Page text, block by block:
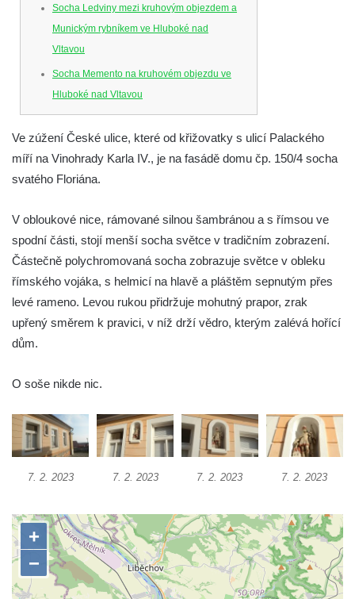
Socha Ledviny mezi kruhovým objezdem a
Munickým rybníkem ve Hluboké nad
Vltavou
Socha Memento na kruhovém objezdu ve
Hluboké nad Vltavou
Socha Chalikotérium v ZOO Hluboká
Socha Smilodon v ZOO Hluboká
Socha Veledaněk v ZOO Hluboká
Socha Plejtvák obrovský v ZOO Hluboká
Socha Medvěd jeskynní v ZOO Hluboká
Socha Mamutí lebka v ZOO Hluboká
Socha Mamut srstnatý v ZOO Hluboká
Socha Matka příroda v ZOO Hluboká
Socha Lišky v ZOO Hluboká
Socha Kudlanka v ZOO Hluboká
Socha Orlice v ZOO Hluboká
Socha Tygr v ZOO Hluboká
Socha Želva v ZOO Hluboká
Socha Kozorožec horský v ZOO Hluboká
Ve zúžení České ulice, které od křižovatky s ulicí Palackého
míří na Vinohrady Karla IV., je na fasádě domu čp. 150/4 socha
svatého Floriána.
V obloukové nice, rámované silnou šambránou a s římsou ve
spodní části, stojí menší socha světce v tradičním zobrazení.
Částečně polychromovaná socha zobrazuje světce v obleku
římského vojáka, s helmicí na hlavě a pláštěm sepnutým přes
levé rameno. Levou rukou přidržuje mohutný prapor, zrak
upřený směrem k pravici, v níž drží vědro, kterým zalévá hořící
dům.
O soše nikde nic.
7. 2. 2023 7. 2. 2023 7. 2. 2023 7. 2. 2023